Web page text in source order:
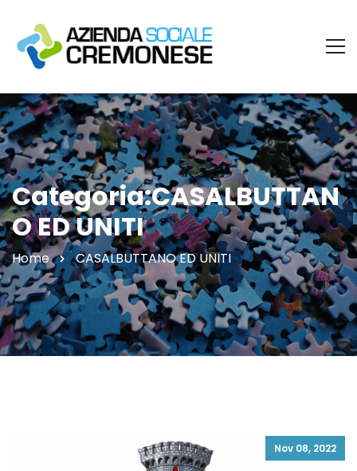
Categoria:CASALBUTTAN
O ED UNITI
Home CASALBUTTANO ED UNITI
Nov 08, 2022